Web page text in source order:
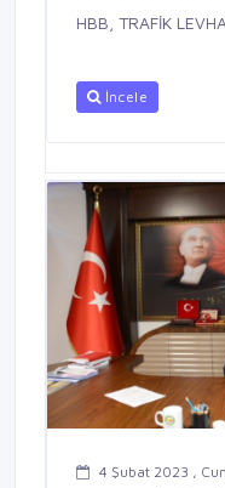
HBB, TRAFİK
İncele
4 Şubat 2023 ,